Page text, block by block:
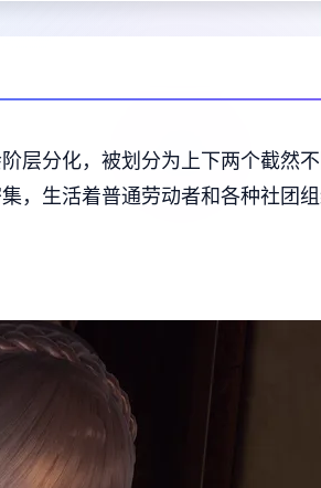
层分化，被划分为上下两个截然
，生活着普通劳动者和各种社团